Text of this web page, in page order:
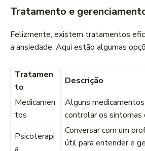
Tratamento e
Felizmente, existem tratamentos
a ansiedade. Aqui estão algumas
Tratamen
to
Descrição
Medicamen
tos
Alguns
controlar os sintomas
Psicoterapi
Conversar com um
útil para entender e